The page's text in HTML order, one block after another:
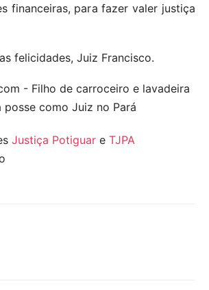
financeiras, para fazer valer justiça
felicidades, Juiz Francisco.
Justiça Potiguar e TJPA